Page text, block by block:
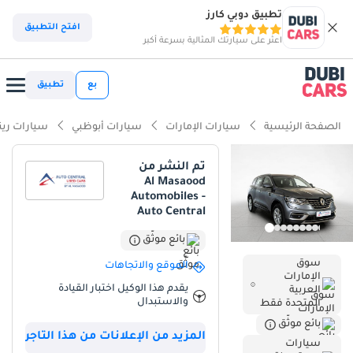
تطبيق دوبي كارز
اعثر على سيارتك المثالية بسرعة أكبر
افتح التطبيق
بع تطبيق
الصفحة الرئيسية سيارات الإمارات سيارات أبوظبي سيارات
سوق
الإمارات
العربية
المتحدة فقط
بائع موثّق
سيارات
تم النشر من
Al Masaood
Automobiles -
Auto Central
بائع موثّق
الموقع والاتجاهات
يقدم هذا الوكيل اختبار القيادة
والاستبدال
المزيد من الإعلانات من هذا التاجر
ذكاء دوبي كارز
ذكاء دوبيكارز
أكبر مساحة تخزين في فئتها
أقل معدل استهلاك في فئته
تُقدّم رينو كوليوس هذه فرصةً مميزةً للدخول إلى سوق سيارات الدفع
الرباعي الحديثة، حيث تتميز بانخفاض معدل استهلاكها للوقود بشكلٍ
ملحوظ عن المتوسط السنوي في دول مجلس التعاون الخليجي للسيارات
من نفس الفئة العمرية. تأتي هذه الفئة (PE) بلون رمادي أنيق يحافظ على